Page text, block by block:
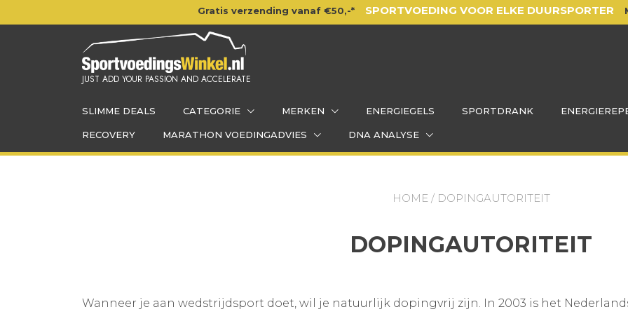
naar
Gratis verzending vanaf €50,-* SPORTVOEDING VOOR ELKE DUURSPORTER
JUST ADD YOUR PASSION AND ACCELERATE
SLIMME DEALS CATEGORIE MERKEN ENERGIEGELS SPORTDRANK
RECOVERY MARATHON VOEDINGADVIES DNA ANALYSE
HOME/ DOPINGAUTORITEIT
DOPINGAUTORITEIT
Wanneer je aan wedstrijdsport doet, wil je natuurlijk dopingvrij zijn. In 2003 is het